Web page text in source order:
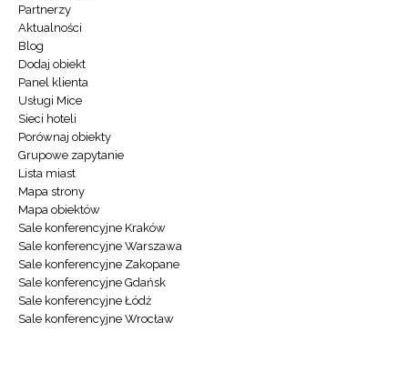
Partnerzy
Aktualności
Blog
Dodaj obiekt
Panel klienta
Usługi Mice
Sieci hoteli
Porównaj obiekty
Grupowe zapytanie
Lista miast
Mapa strony
Mapa obiektów
Sale konferencyjne Kraków
Sale konferencyjne Warszawa
Sale konferencyjne Zakopane
Sale konferencyjne Gdańsk
Sale konferencyjne Łódź
Sale konferencyjne Wrocław